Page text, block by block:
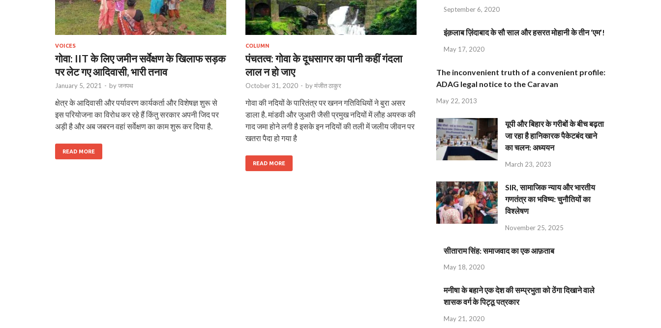
VOICES
गोवा: IIT के लिए जमीन सर्वेक्षण के खिलाफ सड़क
पर लेट गए आदिवासी, भारी तनाव
January 5, 2021 - byजनपथ
क्षेत्र के आदिवासी और पर्यावरण कार्यकर्ता और विशेषज्ञ शुरू से
इस परियोजना का विरोध कर रहे हैं किंतु सरकार अपनी जिद पर
अड़ी है और अब जबरन वहां सर्वेक्षण का काम शुरू कर दिया है.
READ MORE
COLUMN
पंचतत्व: गोवा के दूधसागर का पानी कहीं गंदला
लाल न हो जाए
October 31, 2020 - byमंजीत ठाकुर
गोवा की नदियों के पारितंत्र पर खनन गतिविधियों ने बुरा असर
डाला है. मांडवी और जुआरी जैसी प्रमुख नदियों में लौह अयस्क की
गाद जमा होने लगी है इसके इन नदियों की तली में जलीय जीवन पर
खतरा पैदा हो गया है
READ MORE
September 6, 2020
इंक़लाब ज़िंदाबाद के सौ साल और हसरत मोहानी के तीन ‘एम’!
May 17, 2020
The inconvenient truth of a convenient profile:
ADAG legal notice to the Caravan
May 22, 2013
यूपी और बिहार के गरीबों के बीच बढ़ता
जा रहा है हानिकारक पैकेटबंद खाने
का चलन: अध्ययन
March 23, 2023
SIR, सामाजिक न्याय और भारतीय
गणतंत्र का भविष्य: चुनौतियों का
विश्लेषण
November 25, 2025
सीताराम सिंह: समाजवाद का एक आफ़ताब
May 18, 2020
मनीषा के बहाने एक देश की सम्प्रभुता को ठेंगा दिखाने वाले
शासक वर्ग के पिट्ठू पत्रकार
May 21, 2020